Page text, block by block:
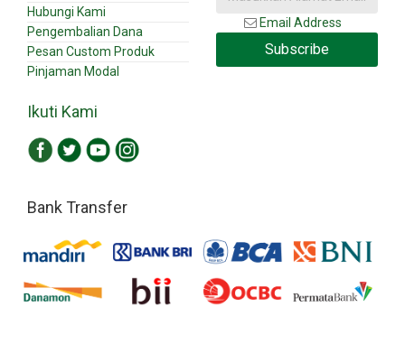
Hubungi Kami
Pengembalian Dana
Pesan Custom Produk
Pinjaman Modal
Email Address
Subscribe
Ikuti Kami
Bank Transfer